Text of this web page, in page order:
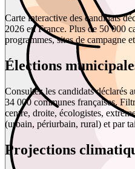
Carte interactive des candidats
2026 en France. Plus de 50 000
programmes, sites de campagne
Élections
Consultez les candidats déclarés
34 000 communes françaises.
centre, droite, écologistes,
(urbain, périurbain, rural) et par
Projections